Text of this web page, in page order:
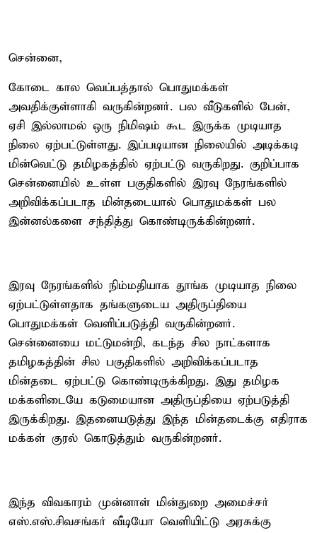
சென்னை,
கோடை கால வெப்பத்தால் பொதுமக்கள்
அவதிக்குள்ளாகி வருகின்றனர். பல வீடுகளில் பேன்,
ஏசி இல்லாமல் ஒரு நிமிஷம் கூட இருக்க முடியாத
நிலை ஏற்பட்டுள்ளது. இப்படியான நிலையில் அடிக்கடி
மின்வெட்டு தமிழகத்தில் ஏற்பட்டு வருகிறது. குறிப்பாக
சென்னையில் உள்ள பகுதிகளில் இரவு நேரங்களில்
அறிவிக்கப்படாத மின்தடையால் பொதுமக்கள் பல
இன்னல்களை சந்தித்து கொண்டிருக்கின்றனர்.
இரவு நேரங்களில் நிம்மதியாக தூங்க முடியாத நிலை
ஏற்பட்டுள்ளதாக தங்களுடைய அதிருப்தியை
பொதுமக்கள் வெளிப்படுத்தி வருகின்றனர்.
சென்னையை மட்டுமன்றி, கடந்த சில நாட்களாக
தமிழகத்தின் சில பகுதிகளில் அறிவிக்கப்படாத
மின்தடை ஏற்பட்டு கொண்டிருக்கிறது. இது தமிழக
மக்களிடையே கடுமையான அதிருப்தியை ஏற்படுத்தி
இருக்கிறது. இதனையடுத்து இந்த மின்தடைக்கு எதிராக
மக்கள் குரல் கொடுத்தும் வருகின்றனர்.
இந்த விவகாரம் முன்னாள் மின்துறை அமைச்சர்
எஸ்.எஸ்.சிவசங்கர் வீடியோ வெளியிட்டு அரசுக்கு